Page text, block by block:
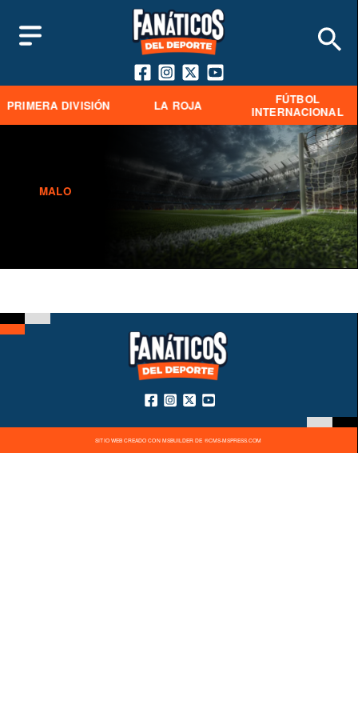
PRIMERA DIVISIÓN LA ROJA
FÚTBOL
INTERNACIONAL
MALO
SITIO WEB CREADO CON MSBUILDER DE ®CMS-MSPRESS.COM